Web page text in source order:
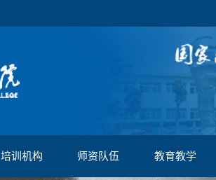
培训机构 师资队伍 教育教学